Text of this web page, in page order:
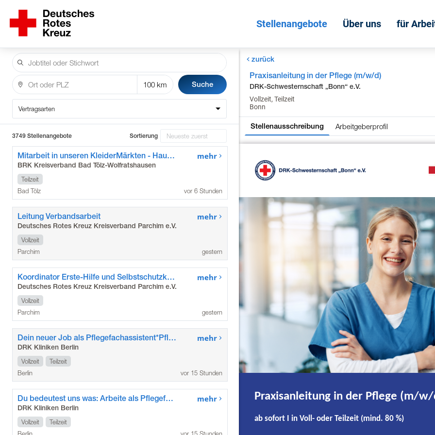
Stellenangebote Über uns für
Suche
Vertragsarten
3749 Stellenangebote Sortierung
Mitarbeit in unseren KleiderMärkten - Hauptstandort Bad Tölz (m/w/d)
BRK Kreisverband Bad Tölz-Wolfratshausen
Teilzeit
Bad Tölz
mehr
vor 6 Stunden
Leitung Verbandsarbeit
Deutsches Rotes Kreuz Kreisverband Parchim e.V.
Vollzeit
Parchim
mehr
gestern
Koordinator Erste-Hilfe und Selbstschutzkompetenz
Deutsches Rotes Kreuz Kreisverband Parchim e.V.
Vollzeit
Parchim
mehr
gestern
Dein neuer Job als Pflegefachassistent*Pflegefachassistentin im Kunstkrankenhaus
DRK Kliniken Berlin
Vollzeit
Teilzeit
Berlin
mehr
vor 15 Stunden
Du bedeutest uns was: Arbeite als Pflegefachkraft / Pflegefachfrau*mann in den DRK Kliniken Berlin Köpenick
DRK Kliniken Berlin
Vollzeit
Teilzeit
mehr
zurück
Praxisanleitung in der Pflege (m/w/d)
DRK-Schwesternschaft „Bonn“ e.V.
Vollzeit, Teilzeit
Bonn
Stellenausschreibung Arbeitgeberprofil